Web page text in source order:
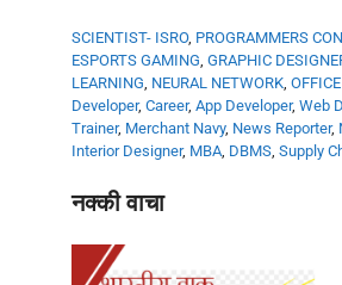
SCIENTIST- ISRO, PROGRAMMERS
ESPORTS GAMING GRAPHIC
LEARNING NEURAL NETWORK
Developer, Career, App Developer, Web
Trainer, Merchant Navy, News Reporter,
Interior Designer, MBA DBMS Supply
नक्की वाचा